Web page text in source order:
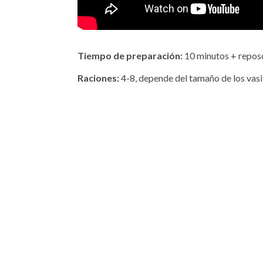
Tiempo de preparación: 10 minutos +
Raciones:4-8, depende del tamaño de los